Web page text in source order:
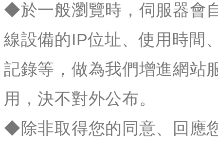
◆於一般瀏覽時，伺服器會
線設備的IP位址、使用時間
記錄等，做為我們增進網站
用，決不對外公布。
◆除非取得您的同意、回應